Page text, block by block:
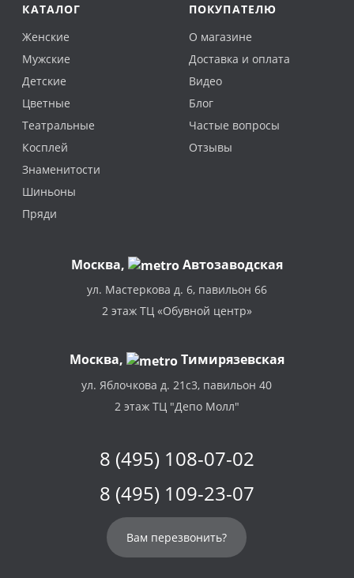
КАТАЛОГ
Женские
Мужские
Детские
Цветные
Театральные
Косплей
Знаменитости
Шиньоны
Пряди
ПОКУПАТЕЛЮ
О магазине
Доставка и оплата
Видео
Блог
Частые вопросы
Отзывы
Москва, Автозаводская
ул. Мастеркова д. 6, павильон 66
2 этаж ТЦ «Обувной центр»
Москва, Тимирязевская
ул. Яблочкова д. 21с3, павильон 40
2 этаж ТЦ "Депо Молл"
8 (495) 108-07-02
8 (495) 109-23-07
Вам перезвонить?